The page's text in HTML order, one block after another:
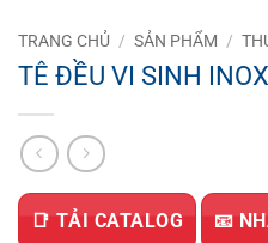
TRANG CHỦ / SẢN PHẨM /
TÊ ĐỀU VI SINH
📑 TẢI CATALOG 📧